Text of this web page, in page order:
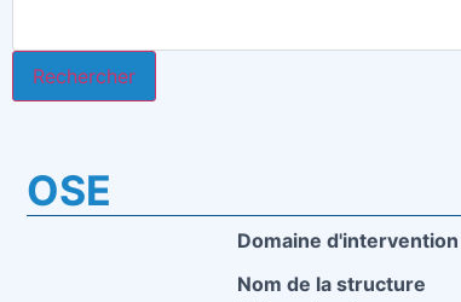
OSE
Domaine d'intervention
Nom de la structure